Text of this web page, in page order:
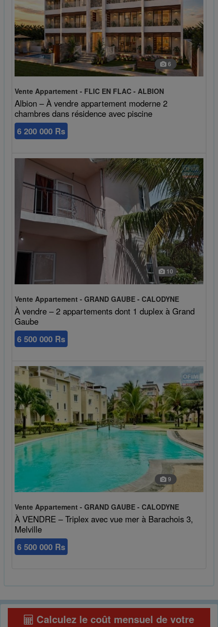
6
Vente Appartement - FLIC EN FLAC - ALBION
Albion – À vendre appartement moderne 2
chambres dans résidence avec piscine
6 200 000 Rs
10
Vente Appartement - GRAND GAUBE - CALODYNE
À vendre – 2 appartements dont 1 duplex à Grand
Gaube
6 500 000 Rs
9
Vente Appartement - GRAND GAUBE - CALODYNE
À VENDRE – Triplex avec vue mer à Barachois 3,
Melville
6 500 000 Rs
Calculez le coût mensuel de votre